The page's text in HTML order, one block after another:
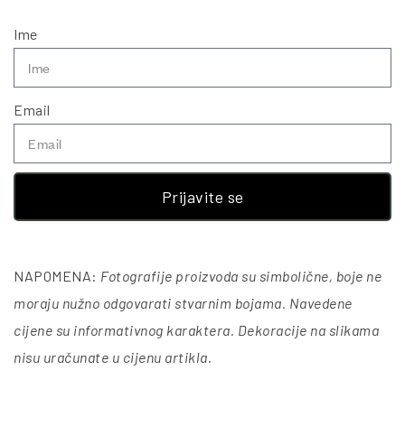
Ime
Email
Prijavite se
NAPOMENA: Fotografije proizvoda su simbolične, boje ne
moraju nužno odgovarati stvarnim bojama. Navedene
cijene su informativnog karaktera. Dekoracije na slikama
nisu uračunate u cijenu artikla.